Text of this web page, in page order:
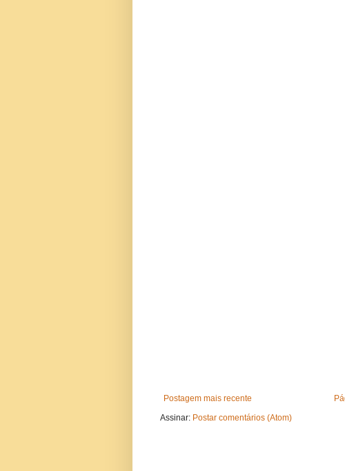
Postagem mais recente
Assinar: Postar comentários (Atom)